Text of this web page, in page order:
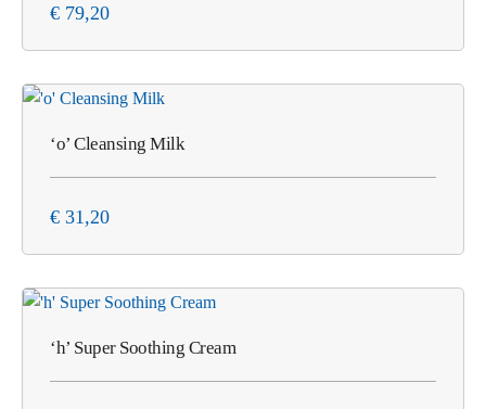
€ 79,20
‘o’ Cleansing Milk
€ 31,20
‘h’ Super Soothing Cream